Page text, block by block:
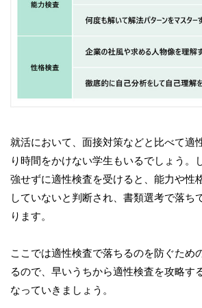
就活において、面接対策などと比べて適
り時間をかけない学生もいるでしょう。
強せずに適性検査を受けると、能力や性
していないと判断され、書類選考で落ち
ります。
ここでは適性検査で落ちるのを防ぐため
るので、早いうちから適性検査を攻略す
なっていきましょう。